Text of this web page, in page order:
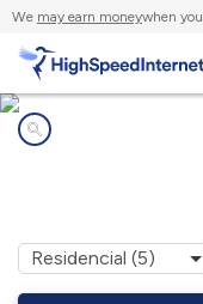
We may earn moneywhen